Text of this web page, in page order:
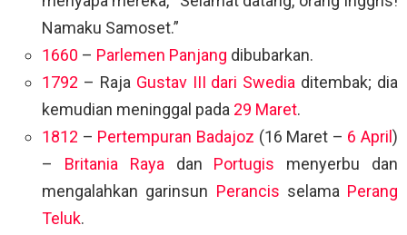
Namaku Samoset.”
1660 – Parlemen Panjang dibubarkan.
1792 – Raja Gustav III dari Swedia ditembak; dia
kemudian meninggal pada 29 Maret.
1812 – Pertempuran Badajoz (16 Maret – 6 April )
– Britania Rayadan Portugis menyerbu dan
mengalahkan garinsun Perancis selama Perang
Teluk.